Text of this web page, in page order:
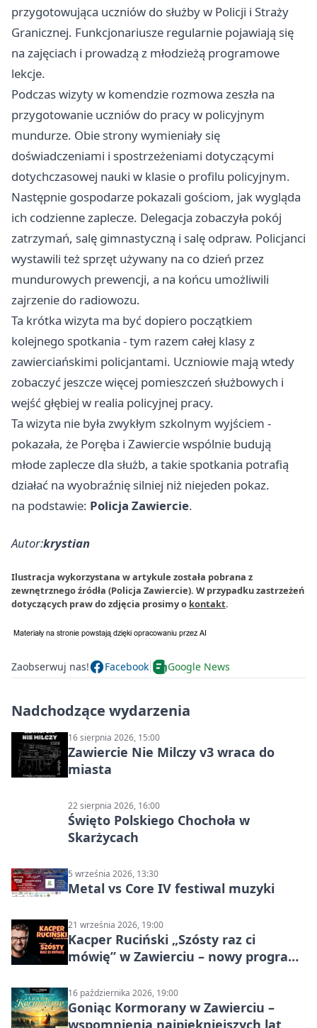
przygotowująca uczniów do służby w Policji i Straży
Granicznej. Funkcjonariusze regularnie pojawiają się
na zajęciach i prowadzą z młodzieżą programowe
lekcje.
Podczas wizyty w komendzie rozmowa zeszła na
przygotowanie uczniów do pracy w policyjnym
mundurze. Obie strony wymieniały się
doświadczeniami i spostrzeżeniami dotyczącymi
dotychczasowej nauki w klasie o profilu policyjnym.
Następnie gospodarze pokazali gościom, jak wygląda
ich codzienne zaplecze. Delegacja zobaczyła pokój
zatrzymań, salę gimnastyczną i salę odpraw. Policjanci
wystawili też sprzęt używany na co dzień przez
mundurowych prewencji, a na końcu umożliwili
zajrzenie do radiowozu.
Ta krótka wizyta ma być dopiero początkiem
kolejnego spotkania - tym razem całej klasy z
zawierciańskimi policjantami. Uczniowie mają wtedy
zobaczyć jeszcze więcej pomieszczeń służbowych i
wejść głębiej w realia policyjnej pracy.
Ta wizyta nie była zwykłym szkolnym wyjściem -
pokazała, że Poręba i Zawiercie wspólnie budują
młode zaplecze dla służb, a takie spotkania potrafią
działać na wyobraźnię silniej niż niejeden pokaz.
na podstawie: Policja Zawiercie.
Autor:krystian
Ilustracja wykorzystana w artykule została pobrana z
zewnętrznego źródła (Policja Zawiercie). W przypadku zastrzeżeń
dotyczących praw do zdjęcia prosimy o kontakt.
Zaobserwuj nas! Facebook Google News
Nadchodzące wydarzenia
16 sierpnia 2026, 15:00
Zawiercie Nie Milczy v3 wraca do
miasta
22 sierpnia 2026, 16:00
Święto Polskiego Chochoła w
Skarżycach
5 września 2026, 13:30
Metal vs Core IV festiwal muzyki
21 września 2026, 19:00
Kacper Ruciński „Szósty raz ci
mówię” w Zawierciu – nowy program
16 października 2026, 19:00
Goniąc Kormorany w Zawierciu –
wspomnienia najpiękniejszych lat